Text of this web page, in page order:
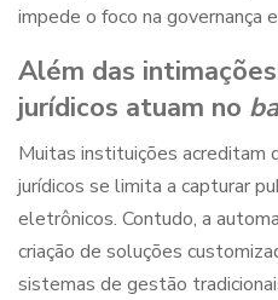
impede o foco na governança
Além das
jurídicos atuam no
Muitas instituições acreditam
jurídicos se limita a capturar
eletrônicos. Contudo, a
criação de soluções
sistemas de gestão